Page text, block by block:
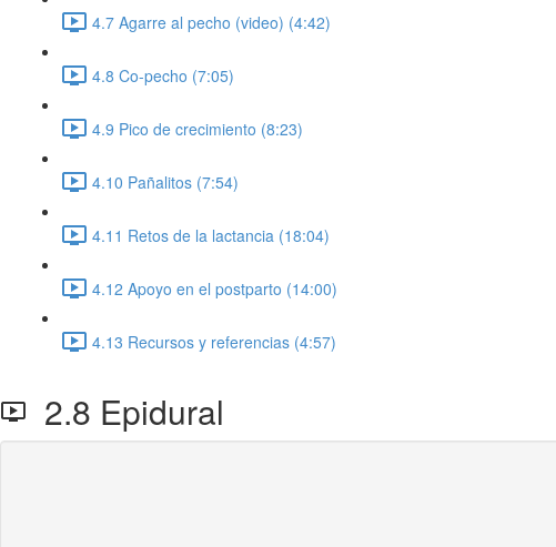
4.7 Agarre al pecho (video) (4:42)
4.8 Co-pecho (7:05)
4.9 Pico de crecimiento (8:23)
4.10 Pañalitos (7:54)
4.11 Retos de la lactancia (18:04)
4.12 Apoyo en el postparto (14:00)
4.13 Recursos y referencias (4:57)
2.8 Epidural